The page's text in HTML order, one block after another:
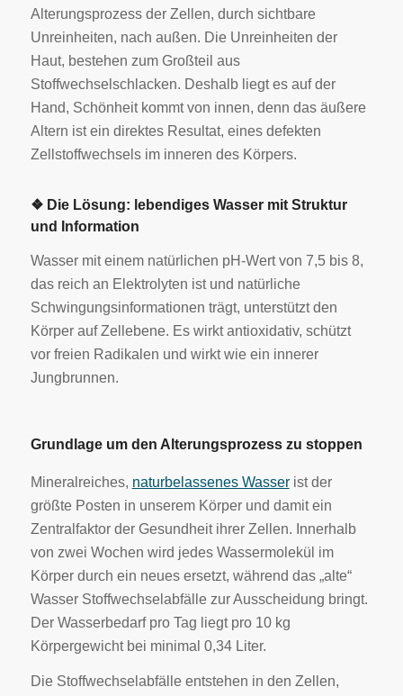
Alterungsprozess der Zellen, durch sichtbare
Unreinheiten, nach außen. Die Unreinheiten der
Haut, bestehen zum Großteil aus
Stoffwechselschlacken. Deshalb liegt es auf der
Hand, Schönheit kommt von innen, denn das äußere
Altern ist ein direktes Resultat, eines defekten
Zellstoffwechsels im inneren des Körpers.
❖ Die Lösung: lebendiges Wasser mit Struktur
und Information
Wasser mit einem natürlichen pH-Wert von 7,5 bis 8,
das reich an Elektrolyten ist und natürliche
Schwingungsinformationen trägt, unterstützt den
Körper auf Zellebene. Es wirkt antioxidativ, schützt
vor freien Radikalen und wirkt wie ein innerer
Jungbrunnen.
Grundlage um den Alterungsprozess zu stoppen
Mineralreiches, naturbelassenes Wasserist der
größte Posten in unserem Körper und damit ein
Zentralfaktor der Gesundheit ihrer Zellen. Innerhalb
von zwei Wochen wird jedes Wassermolekül im
Körper durch ein neues ersetzt, während das „alte“
Wasser Stoffwechselabfälle zur Ausscheidung bringt.
Der Wasserbedarf pro Tag liegt pro 10 kg
Körpergewicht bei minimal 0,34 Liter.
Die Stoffwechselabfälle entstehen in den Zellen,